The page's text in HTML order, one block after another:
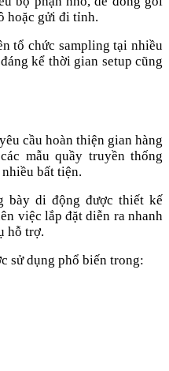
hoặc gửi đi tỉnh.
tổ chức sampling tại nhiều
kể thời gian setup cũng
cầu hoàn thiện gian hàng
mẫu quầy truyền thống
bất tiện.
bày di động được thiết kế
việc lắp đặt diễn ra nhanh
hỗ trợ.
sử dụng phổ biến trong: